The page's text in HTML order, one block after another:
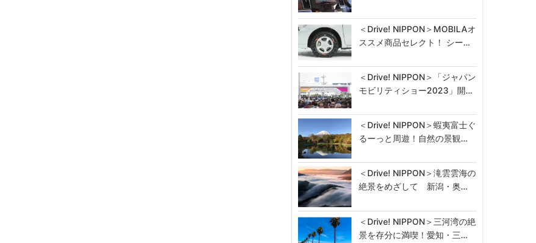
＜Drive! NIPPON＞MOBILAオ
ススメ商品セレクト！ シー…
＜Drive! NIPPON＞「ジャパン
モビリティショー2023」開…
＜Drive! NIPPON＞蝦夷富士ぐ
るーっと周遊！自然の景観…
＜Drive! NIPPON＞滝雲雲海の
絶景をめざして 新潟・奥…
＜Drive! NIPPON＞三河湾の絶
景を存分に満喫！愛知・三…